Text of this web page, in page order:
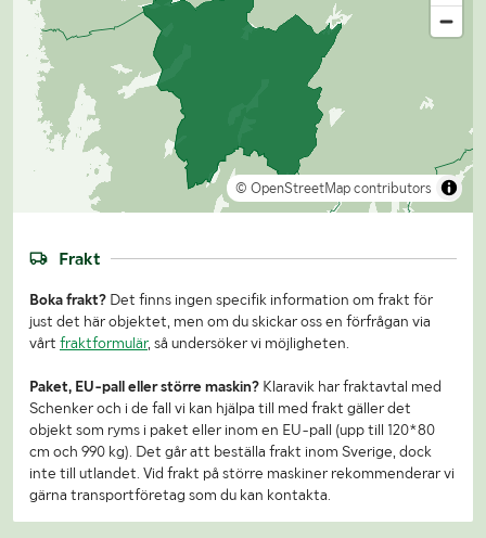
© OpenStreetMap contributors
Frakt
Boka frakt? Det finns ingen specifik information om frakt för
just det här objektet, men om du skickar oss en förfrågan via
vårt fraktformulär, så undersöker vi möjligheten.
Paket, EU-pall eller större maskin? Klaravik har fraktavtal med
Schenker och i de fall vi kan hjälpa till med frakt gäller det
objekt som ryms i paket eller inom en EU-pall (upp till 120*80
cm och 990 kg). Det går att beställa frakt inom Sverige, dock
inte till utlandet. Vid frakt på större maskiner rekommenderar vi
gärna transportföretag som du kan kontakta.